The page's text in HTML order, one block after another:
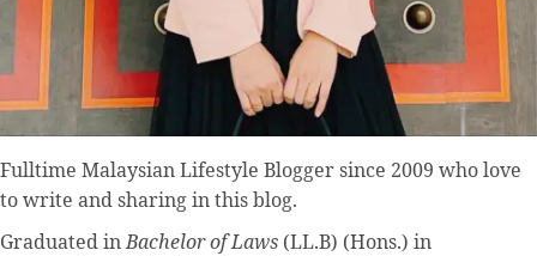
Fulltime Malaysian Lifestyle Bloggersince 2009 who love
to write and sharing in this blog.
Graduated inBachelor of Laws (LL.B) (Hons.) in